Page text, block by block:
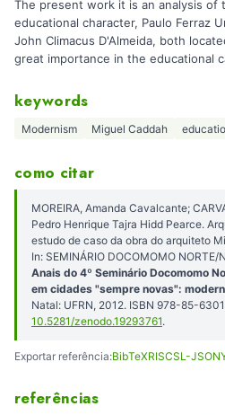
The present work it is an analysis of
educational character, Paulo Ferraz
John Climacus D'Almeida, both
great importance in the educational
keywords
Modernism Miguel Caddah
como citar
MOREIRA, Amanda Cavalcante;
Pedro Henrique Tajra Hidd Pearce.
estudo de caso da obra do arquiteto
In: SEMINÁRIO DOCOMOMO
Anais do 4º Seminário Docomomo
em cidades "sempre novas":
Natal: UFRN, 2012. ISBN 978-85-
10.5281/zenodo.19293761.
Exportar referência:BibTeXRISCSL-JSON
referências